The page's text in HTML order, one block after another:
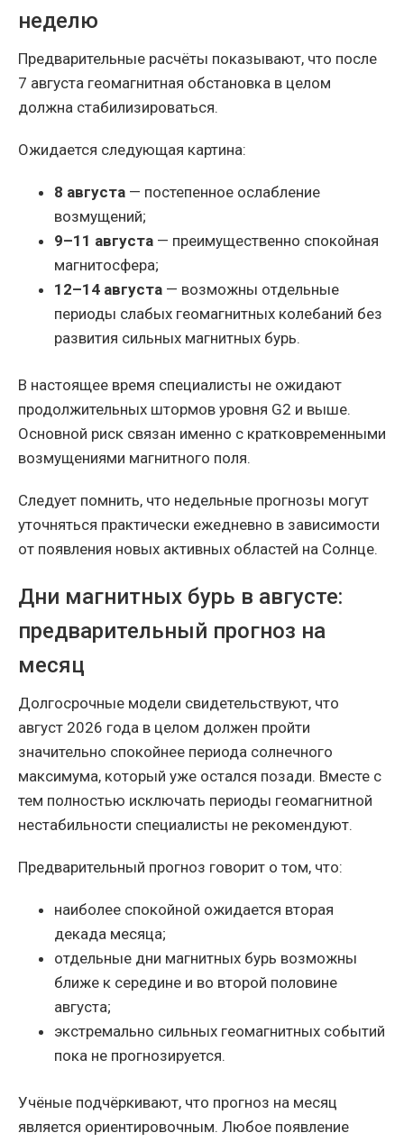
неделю
Предварительные расчёты показывают, что после
7 августа геомагнитная обстановка в целом
должна стабилизироваться.
Ожидается следующая картина:
8 августа — постепенное ослабление
возмущений;
9–11 августа — преимущественно спокойная
магнитосфера;
12–14 августа — возможны отдельные
периоды слабых геомагнитных колебаний без
развития сильных магнитных бурь.
В настоящее время специалисты не ожидают
продолжительных штормов уровня G2 и выше.
Основной риск связан именно с кратковременными
возмущениями магнитного поля.
Следует помнить, что недельные прогнозы могут
уточняться практически ежедневно в зависимости
от появления новых активных областей на Солнце.
Дни магнитных бурь в августе:
предварительный прогноз на
месяц
Долгосрочные модели свидетельствуют, что
август 2026 года в целом должен пройти
значительно спокойнее периода солнечного
максимума, который уже остался позади. Вместе с
тем полностью исключать периоды геомагнитной
нестабильности специалисты не рекомендуют.
Предварительный прогноз говорит о том, что:
наиболее спокойной ожидается вторая
декада месяца;
отдельные дни магнитных бурь возможны
ближе к середине и во второй половине
августа;
экстремально сильных геомагнитных событий
пока не прогнозируется.
Учёные подчёркивают, что прогноз на месяц
является ориентировочным. Любое появление